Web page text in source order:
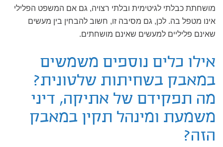
מושחתת כבלתי לגיטימית ובלתי רצויה, גם אם המשפט הפלילי
אינו מטפל בה. לכן, גם מסיבה זו, חשוב להבחין בין מעשים
שאינם פליליים למעשים שאינם מושחתים.
אילו כלים נוספים משמשים
במאבק בשחיתות שלטונית?
מה תפקידם של אתיקה, דיני
משמעת ומינהל תקין במאבק
הזה?